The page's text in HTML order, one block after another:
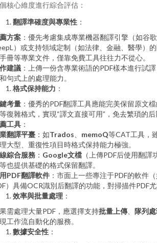
核心維度進行綜合評估：
翻譯準確度與專業性 ：
方案 ：優先考慮集成專業機器翻譯引擎（如谷
）或支持領域定制（如法律、金融、醫學）
冊等專業文件，僅靠免費工具往往力不從心。
建議 ：上傳一份含專業術語的PDF樣本進行試
句式上的處理能力。
格式保持能力 ：
考量 ：優秀的PDF翻譯工具應能完美保留原文
復雜格式，實現“譯文直接可用”，免去繁瑣的后
工具 ：
翻譯平臺 ：如Trados memoQ等CAT工具，
大型、重復性項目時格式保持能力極強。
綜合服務 ： Google文檔 （上傳PDF后使用翻譯
等也提供基礎的格式保留翻譯。
PDF翻譯軟件 ：市面上一些專注于PDF的軟件
）具備OCR識別后翻譯的功能，對掃描件PDF尤
效率與批量處理 ：
需處理大量PDF，應選擇支持批量上傳 隊列
工作流自動化的服務。
數據安全性 ：